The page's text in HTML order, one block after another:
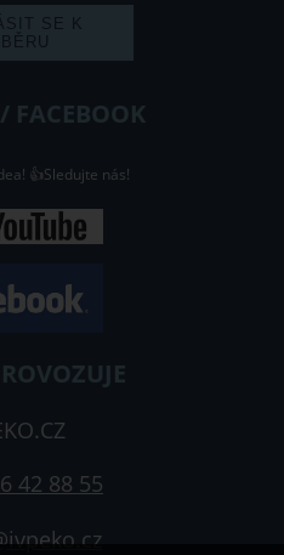
FACEBOOK
👍Sledujte nás!
42 88 55